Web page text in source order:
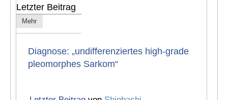
Letzter Beitrag
Mehr
Diagnose: „undifferenziertes high-grade
pleomorphes Sarkom“